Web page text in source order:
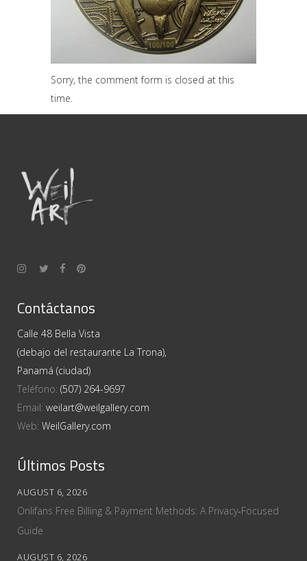
Sorry, the comment form is closed at this
time.
Contáctanos
Calle 48 Bella Vista
(debajo del restaurante La Trona),
Panamá (ciudad)
Teléfono: (507) 264-9697
Email: weilart@weilgallery.com
Web: WeilGallery.com
Últimos Posts
AUGUST 6, 2026
Onlifans Free Billing & Payment Methods: A Privacy‑Focused
Guide
AUGUST 6, 2026